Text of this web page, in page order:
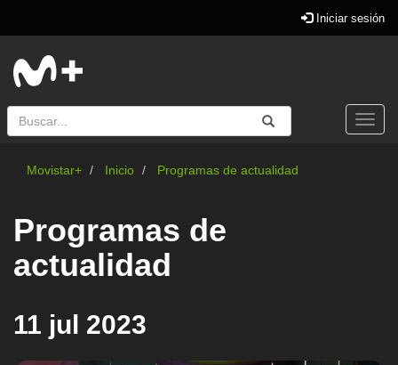
Iniciar sesión
Buscar Enviar
Buscar
Movistar+ Inicio Programas de actualidad
Programas de
actualidad
11 jul 2023